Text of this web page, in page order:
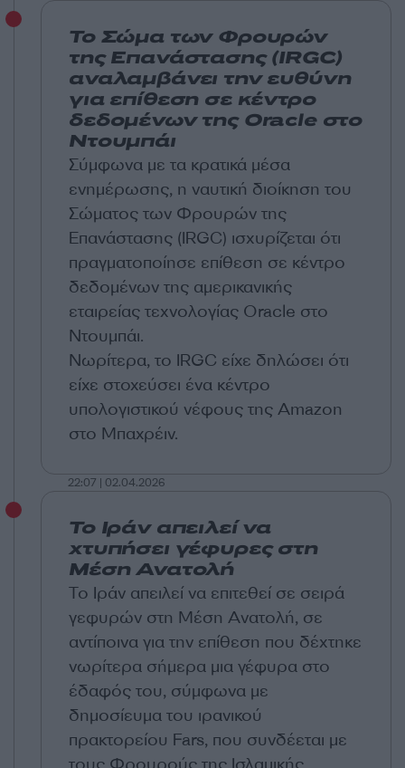
Το Σώμα των Φρουρών
της Επανάστασης (IRGC)
αναλαμβάνει την ευθύνη
για επίθεση σε κέντρο
δεδομένων της Oracle στο
Ντουμπάι
Σύμφωνα με τα κρατικά μέσα
ενημέρωσης, η ναυτική διοίκηση του
Σώματος των Φρουρών της
Επανάστασης (IRGC) ισχυρίζεται ότι
πραγματοποίησε επίθεση σε κέντρο
δεδομένων της αμερικανικής
εταιρείας τεχνολογίας Oracle στο
Ντουμπάι.
Νωρίτερα, το IRGC είχε δηλώσει ότι
είχε στοχεύσει ένα κέντρο
υπολογιστικού νέφους της Amazon
στο Μπαχρέιν.
22:07 | 02.04.2026
Το Ιράν απειλεί να
χτυπήσει γέφυρες στη
Μέση Ανατολή
Το Ιράν απειλεί να επιτεθεί σε σειρά
γεφυρών στη Μέση Ανατολή, σε
αντίποινα για την επίθεση που δέχτηκε
νωρίτερα σήμερα μια γέφυρα στο
έδαφός του, σύμφωνα με
δημοσίευμα του ιρανικού
πρακτορείου Fars, που συνδέεται με